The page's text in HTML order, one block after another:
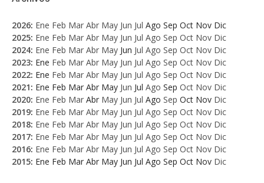
2026: Ene Feb Mar Abr May Jun Jul Ago Sep Oct Nov Dic
2025: Ene Feb Mar Abr May Jun Jul Ago Sep Oct Nov Dic
2024: Ene Feb Mar Abr May Jun Jul Ago Sep Oct Nov Dic
2023: Ene Feb Mar Abr May Jun Jul Ago Sep Oct Nov Dic
2022: Ene Feb Mar Abr May Jun Jul Ago Sep Oct Nov Dic
2021: Ene Feb Mar Abr May Jun Jul Ago Sep Oct Nov Dic
2020: Ene Feb Mar Abr May Jun Jul Ago Sep Oct Nov Dic
2019: Ene Feb Mar Abr May Jun Jul Ago Sep Oct Nov Dic
2018: Ene Feb Mar Abr May Jun Jul Ago Sep Oct Nov Dic
2017: Ene Feb Mar Abr May Jun Jul Ago Sep Oct Nov Dic
2016: Ene Feb Mar Abr May Jun Jul Ago Sep Oct Nov Dic
2015: Ene Feb Mar Abr May Jun Jul Ago Sep Oct Nov Dic